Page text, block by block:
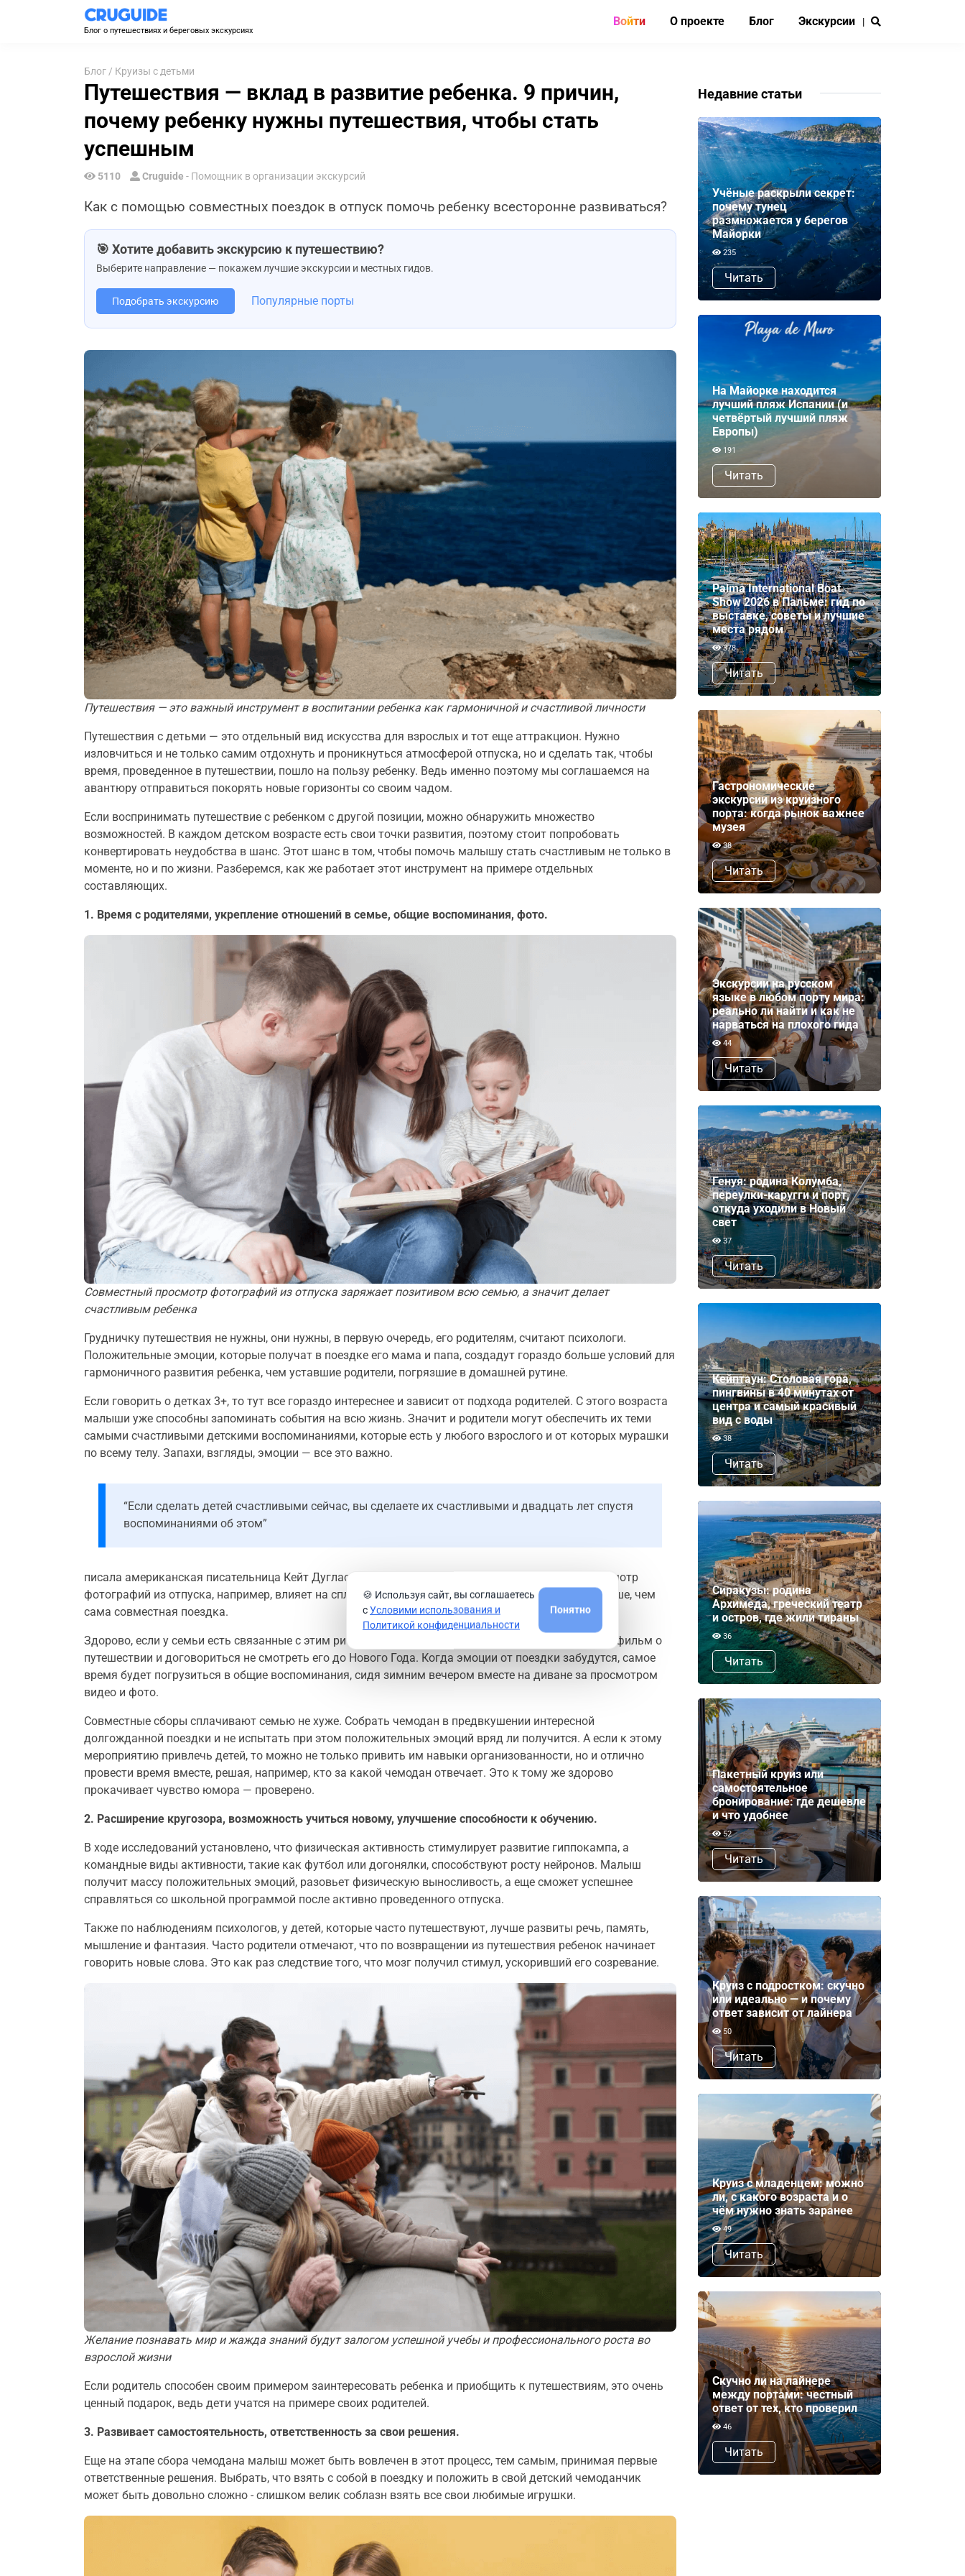
Блог о путешествиях и береговых экскурсиях
Войти О проекте Блог Экскурсии |
Блог / Круизы с детьми
Путешествия — вклад в развитие ребенка. 9 причин,
почему ребенку нужны путешествия, чтобы стать
успешным
5110 Cruguide - Помощник в организации экскурсий
Как с помощью совместных поездок в отпуск помочь ребенку всесторонне развиваться?
🎯 Хотите добавить экскурсию к путешествию?
Выберите направление — покажем лучшие экскурсии и местных гидов.
Подобрать экскурсию Популярные порты
Путешествия — это важный инструмент в воспитании ребенка как гармоничной и счастливой личности
Путешествия с детьми — это отдельный вид искусства для взрослых и тот еще аттракцион. Нужно
изловчиться и не только самим отдохнуть и проникнуться атмосферой отпуска, но и сделать так, чтобы
время, проведенное в путешествии, пошло на пользу ребенку. Ведь именно поэтому мы соглашаемся на
авантюру отправиться покорять новые горизонты со своим чадом.
Если воспринимать путешествие с ребенком с другой позиции, можно обнаружить множество
возможностей. В каждом детском возрасте есть свои точки развития, поэтому стоит попробовать
конвертировать неудобства в шанс. Этот шанс в том, чтобы помочь малышу стать счастливым не только в
моменте, но и по жизни. Разберемся, как же работает этот инструмент на примере отдельных
составляющих.
1. Время с родителями, укрепление отношений в семье, общие воспоминания, фото.
Совместный просмотр фотографий из отпуска заряжает позитивом всю семью, а значит делает
счастливым ребенка
Грудничку путешествия не нужны, они нужны, в первую очередь, его родителям, считают психологи.
Положительные эмоции, которые получат в поездке его мама и папа, создадут гораздо больше условий для
гармоничного развития ребенка, чем уставшие родители, погрязшие в домашней рутине.
Если говорить о детках 3+, то тут все гораздо интереснее и зависит от подхода родителей. С этого возраста
малыши уже способны запоминать события на всю жизнь. Значит и родители могут обеспечить их теми
самыми счастливыми детскими воспоминаниями, которые есть у любого взрослого и от которых мурашки
по всему телу. Запахи, взгляды, эмоции — все это важно.
“Если сделать детей счастливыми сейчас, вы сделаете их счастливыми и двадцать лет спустя
воспоминаниями об этом”
писала американская писательница Кейт Дуглас Уигген. Это как раз о том, что совместный просмотр
фотографий из отпуска, например, влияет на сплочение членов семьи так же, а иногда даже больше, чем
сама совместная поездка.
Здорово, если у семьи есть связанные с этим ритуалы. К примеру, летом в отпуске смонтировать фильм о
путешествии и договориться не смотреть его до Нового Года. Когда эмоции от поездки забудутся, самое
время будет погрузиться в общие воспоминания, сидя зимним вечером вместе на диване за просмотром
видео и фото.
Совместные сборы сплачивают семью не хуже. Собрать чемодан в предвкушении интересной
долгожданной поездки и не испытать при этом положительных эмоций вряд ли получится. А если к этому
мероприятию привлечь детей, то можно не только привить им навыки организованности, но и отлично
провести время вместе, решая, например, кто за какой чемодан отвечает. Это к тому же здорово
прокачивает чувство юмора — проверено.
2. Расширение кругозора, возможность учиться новому, улучшение способности к обучению.
В ходе исследований установлено, что физическая активность стимулирует развитие гиппокампа, а
командные виды активности, такие как футбол или догонялки, способствуют росту нейронов. Малыш
получит массу положительных эмоций, разовьет физическую выносливость, а еще сможет успешнее
справляться со школьной программой после активно проведенного отпуска.
Также по наблюдениям психологов, у детей, которые часто путешествуют, лучше развиты речь, память,
мышление и фантазия. Часто родители отмечают, что по возвращении из путешествия ребенок начинает
говорить новые слова. Это как раз следствие того, что мозг получил стимул, ускоривший его созревание.
Желание познавать мир и жажда знаний будут залогом успешной учебы и профессионального роста во
взрослой жизни
Если родитель способен своим примером заинтересовать ребенка и приобщить к путешествиям, это очень
ценный подарок, ведь дети учатся на примере своих родителей.
3. Развивает самостоятельность, ответственность за свои решения.
Еще на этапе сбора чемодана малыш может быть вовлечен в этот процесс, тем самым, принимая первые
ответственные решения. Выбрать, что взять с собой в поездку и положить в свой детский чемоданчик
может быть довольно сложно - слишком велик соблазн взять все свои любимые игрушки.
Недавние статьи
Учёные раскрыли секрет:
почему тунец
размножается у берегов
Майорки
235
Читать
На Майорке находится
лучший пляж Испании (и
четвёртый лучший пляж
Европы)
191
Читать
Palma International Boat
Show 2026 в Пальме: гид по
выставке, советы и лучшие
места рядом
378
Читать
Гастрономические
экскурсии из круизного
порта: когда рынок важнее
музея
38
Читать
Экскурсии на русском
языке в любом порту мира:
реально ли найти и как не
нарваться на плохого гида
44
Читать
Генуя: родина Колумба,
переулки-каругги и порт,
откуда уходили в Новый
свет
37
Читать
Кейптаун: Столовая гора,
пингвины в 40 минутах от
центра и самый красивый
вид с воды
38
Читать
Сиракузы: родина
Архимеда, греческий театр
и остров, где жили тираны
36
Читать
Пакетный круиз или
самостоятельное
бронирование: где дешевле
и что удобнее
52
Читать
Круиз с подростком: скучно
или идеально — и почему
ответ зависит от лайнера
50
Читать
Круиз с младенцем: можно
ли, с какого возраста и о
чём нужно знать заранее
49
Читать
Скучно ли на лайнере
между портами: честный
ответ от тех, кто проверил
46
Читать
🍪 Используя сайт, вы соглашаетесь
сУсловими использования и
Политикой конфиденциальности
Понятно